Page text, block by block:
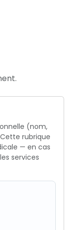
(nom,
rubrique
— en cas
services